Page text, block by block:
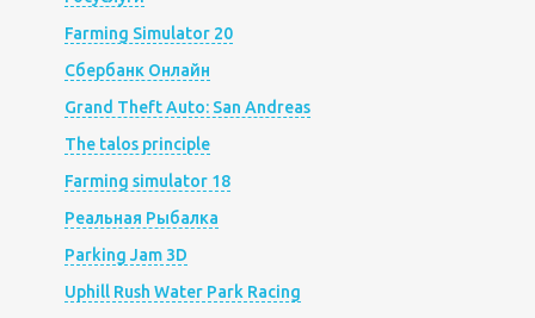
Farming Simulator 20
Сбербанк Онлайн
Grand Theft Auto: San Andreas
The talos principle
Farming simulator 18
Реальная Рыбалка
Parking Jam 3D
Uphill Rush Water Park Racing